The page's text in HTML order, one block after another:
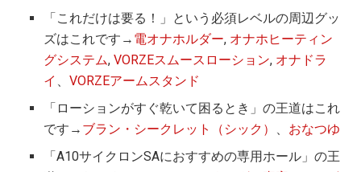
「これだけは要る！」という必須レベルの周辺グッ
ズはこれです→ 電オナホルダー, オナホヒーティン
グシステム,VORZEスムースローション, オナドラ
イ 、VORZEアームスタンド
「ローションがすぐ乾いて困るとき」の王道はこれ
です→ ブラン・シークレット（シック） 、 おなつゆ
「A10サイクロンSAにおすすめの専用ホール」の王